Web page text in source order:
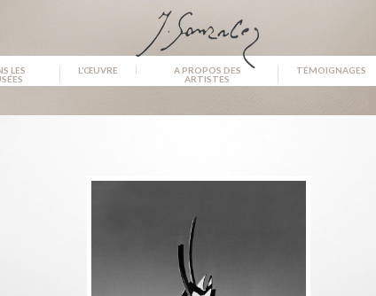
LES
L’ŒUVRE
A PROPOS DES
ARTISTES
TÉMOIGNAGES